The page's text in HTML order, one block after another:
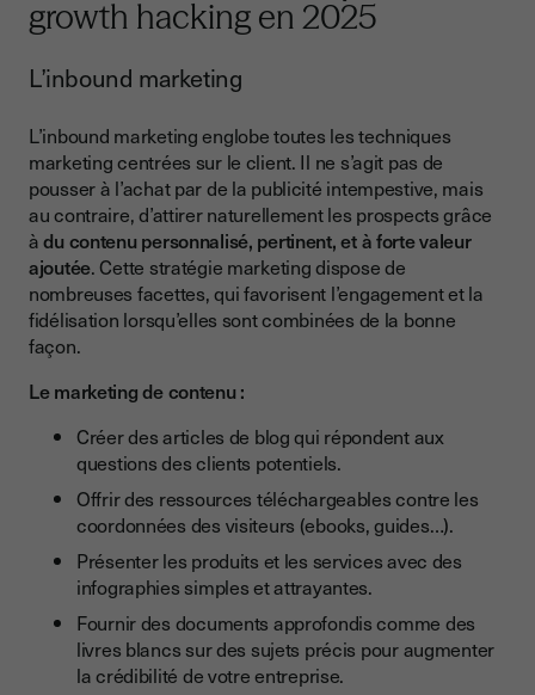
growth hacking en 2025
L’inbound marketing
L’inbound marketing englobe toutes les techniques
marketing centrées sur le client. Il ne s’agit pas de
pousser à l’achat par de la publicité intempestive, mais
au contraire, d’attirer naturellement les prospects grâce
àdu contenu personnalisé, pertinent, et à forte valeur
ajoutée. Cette stratégie marketing dispose de
nombreuses facettes, qui favorisent l’engagement et la
fidélisation lorsqu’elles sont combinées de la bonne
façon.
Le marketing de contenu :
Créer des articles de blog qui répondent aux
questions des clients potentiels.
Offrir des ressources téléchargeables contre les
coordonnées des visiteurs (ebooks, guides…).
Présenter les produits et les services avec des
infographies simples et attrayantes.
Fournir des documents approfondis comme des
livres blancs sur des sujets précis pour augmenter
la crédibilité de votre entreprise.